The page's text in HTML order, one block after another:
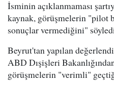
İsminin açıklanmaması
kaynak, görüşmelerin "pilot
sonuçlar vermediğini"
Beyrut'tan yapılan
ABD Dışişleri
görüşmelerin "verimli"